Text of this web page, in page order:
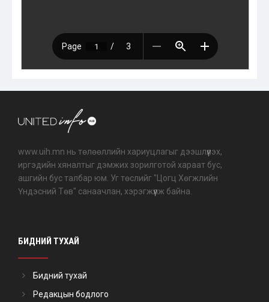
www.uih.mn нь төлөөллийн хариуцлагыг дээшлүүлэх,
иргэдийн хяналтыг дэмжих зорилготой хараат бус,
ашгийн бус талбар юм. Уг төслийг "Цогц Хөгжлийн
Үндэсний Төв" санаачлан, хэрэгжүүлж байна.
БИДНИЙ ТУХАЙ
Бидний тухай
Редакцын бодлого